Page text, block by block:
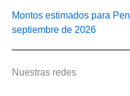
Montos estimados para
septiembre de 2026
Nuestras redes